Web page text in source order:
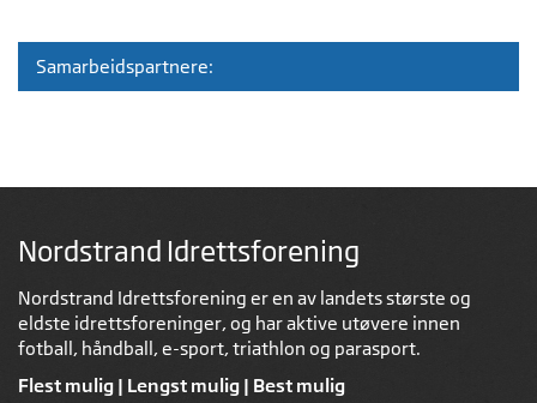
Samarbeidspartnere:
Nordstrand Idrettsforening
Nordstrand Idrettsforening er en av landets største og
eldste idrettsforeninger, og har aktive utøvere innen
fotball, håndball, e-sport, triathlon og parasport.
Flest mulig | Lengst mulig | Best mulig